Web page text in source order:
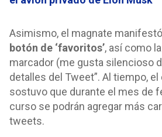
Asimismo, el magnate
botón de ‘favoritos’, así como
marcador (me gusta silencioso
detalles del Tweet”. Al tiempo,
sostuvo que durante el mes de
curso se podrán agregar más
tweets.